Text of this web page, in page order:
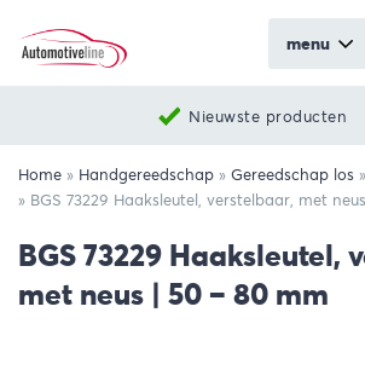
menu
Nieuwste producten
Home » Handgereedschap » Gereedschap los »
» BGS 73229 Haaksleutel, verstelbaar, met
BGS 73229 Haaksleutel,
met neus | 50 – 80 mm